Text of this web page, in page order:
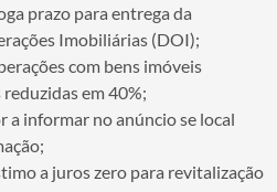
prazo para entrega da
Imobiliárias (DOI);
com bens imóveis
em 40%;
a informar no anúncio se local
a juros zero para revitalização